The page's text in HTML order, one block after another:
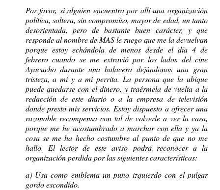
Por favor, si alguien encuentra por allí una organización
política, soltera, sin compromiso, mayor de edad, un tanto
desorientada, pero de bastante buen carácter, y que
responde al nombre de MAS le ruego que me la devuelvan
porque estoy echándola de menos desde el día 4 de
febrero cuando se me extravió por los lados del cine
Ayacucho durante una balacera dejándonos una gran
tristeza, a mí y a mi perrita. La persona que la ubique
puede quedarse con el dinero, y traérmela de vuelta a la
redacción de este diario o a la empresa de televisión
donde presto mis servicios. Estoy dispuesto a ofrecer una
razonable recompensa con tal de volverle a ver la cara,
porque me he acostumbrado a marchar con ella y ya la
cosa se me ha hecho costumbre al punto de que no me
hallo. El lector de este aviso podrá reconocer a la
organización perdida por las siguientes características:
a) Usa como emblema un puño izquierdo con el pulgar
gordo escondido.